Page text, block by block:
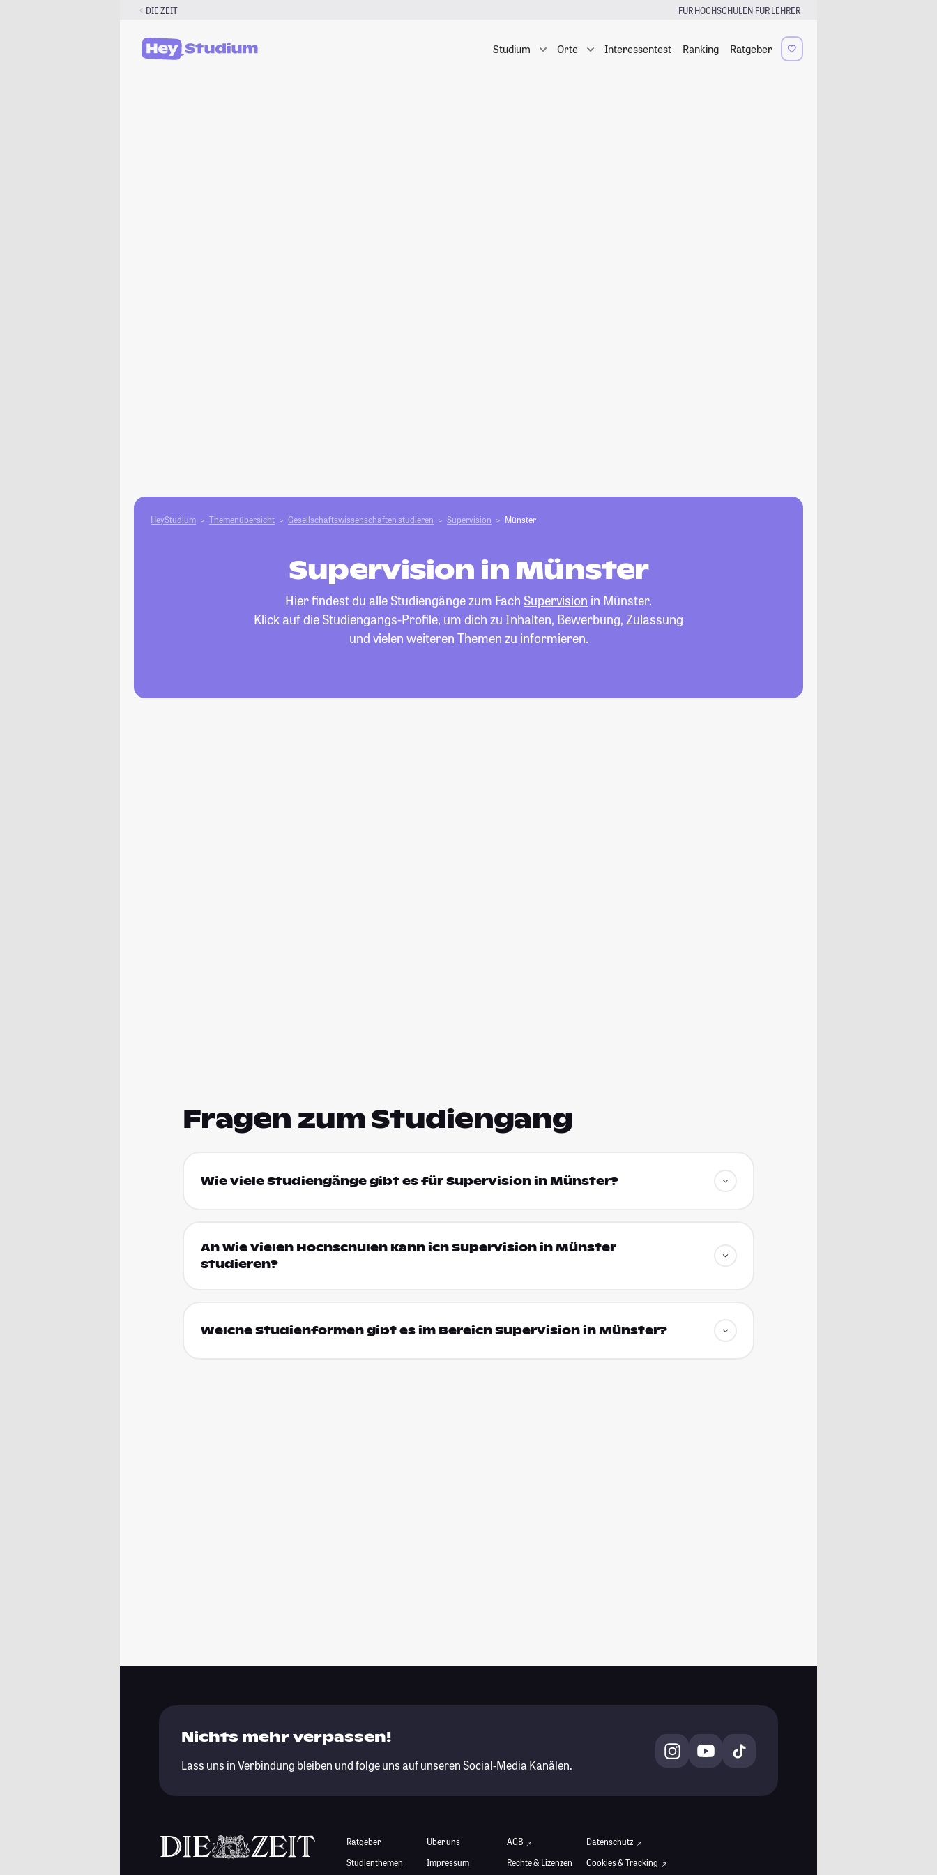
DIE ZEIT FÜR HOCHSCHULEN|FÜR LEHRER
Studium Orte Interessentest Ranking Ratgeber
HeyStudium Themenübersicht Gesellschafts­­wissenschaften studieren Supervision Münster
Supervision in Münster
Hier findest du alle Studiengänge zum Fach Supervision in Münster.
Klick auf die Studiengangs-Profile, um dich zu Inhalten, Bewerbung, Zulassung
und vielen weiteren Themen zu informieren.
Fragen zum Studiengang
Wie viele Studiengänge gibt es für Supervision in Münster?
An wie vielen Hochschulen kann ich Supervision in Münster
studieren?
Welche Studienformen gibt es im Bereich Supervision in Münster?
Nichts mehr verpassen!
Lass uns in Verbindung bleiben und folge uns auf unseren Social-Media Kanälen.
Ratgeber
Studienthemen
Über uns
Impressum
AGB
Rechte & Lizenzen
Datenschutz
Cookies & Tracking